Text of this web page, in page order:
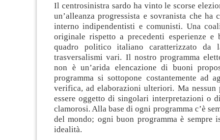
Il centrosinistra sardo ha vinto le scorse
un’alleanza progressista e sovranista che ha
interno indipendentisti e comunisti. Una
originale rispetto a precedenti esperienze e
quadro politico italiano caratterizzato da
trasversalismi vari. Il nostro programma
non è un’arida elencazione di buoni
programma si sottopone costantemente ad
verifica, ad elaborazioni ulteriori. Ma nessun
essere oggetto di singolari interpretazioni o
clamorosi. Alla base di ogni programma c’è
del mondo; ogni buon programma è sempre
idealità.